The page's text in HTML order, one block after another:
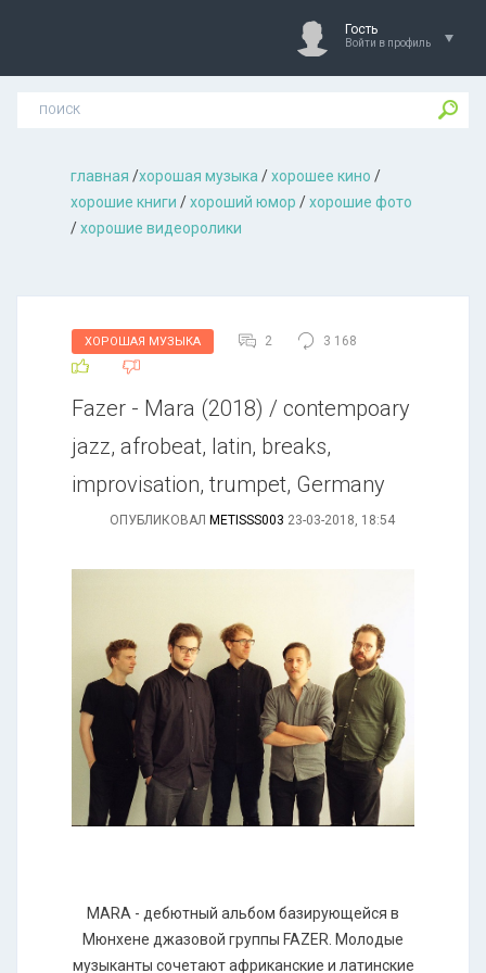
Гость
Войти в профиль
главная /хорошая музыкa /хорошее кино /
хорошие книги /хороший юмор /хорошие фото
/хорошие видеоролики
ХОРОШАЯ МУЗЫКА 2 3 168
Fazer - Mara (2018) / contempoary
jazz, afrobeat, latin, breaks,
improvisation, trumpet, Germany
ОПУБЛИКОВАЛ METISSS003 23-03-2018, 18:54
MARA - дебютный альбом базирующейся в
Мюнхене джазовой группы FAZER. Молодые
музыканты сочетают африканские и латинские